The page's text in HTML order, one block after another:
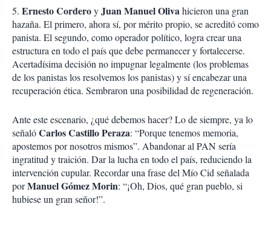
5. ErnestoCorderoyJuanManuelOlivahicieron una gran
hazaña. El primero, ahora sí, por mérito propio, se acreditó como
panista. El segundo, como operador político, logra crear una
estructura en todo el país que debe permanecer y fortalecerse.
Acertadísima decisión no impugnar legalmente (los problemas
de los panistas los resolvemos los panistas) y sí encabezar una
recuperación ética. Sembraron una posibilidad de regeneración.
Ante este escenario, ¿qué debemos hacer? Lo de siempre, ya lo
señalóCarlosCastilloPeraza: “Porque tenemos memoria,
apostemos por nosotros mismos”. Abandonar al PAN sería
ingratitud y traición. Dar la lucha en todo el país, reduciendo la
intervención cupular. Recordar una frase del Mío Cid señalada
porManuelGómezMorin: “¡Oh, Dios, qué gran pueblo, si
hubiese un gran señor!”.